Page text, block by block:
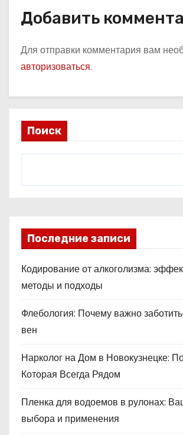
Добавить
Для отправки комментария вам
авторизоваться.
Поиск
Последние записи
Кодирование от алкоголизма:
методы и подходы
Флебология: Почему важно
вен
Нарколог на Дом в Новокузнецке:
Которая Всегда Рядом
Пленка для водоемов в рулонах:
выбора и применения